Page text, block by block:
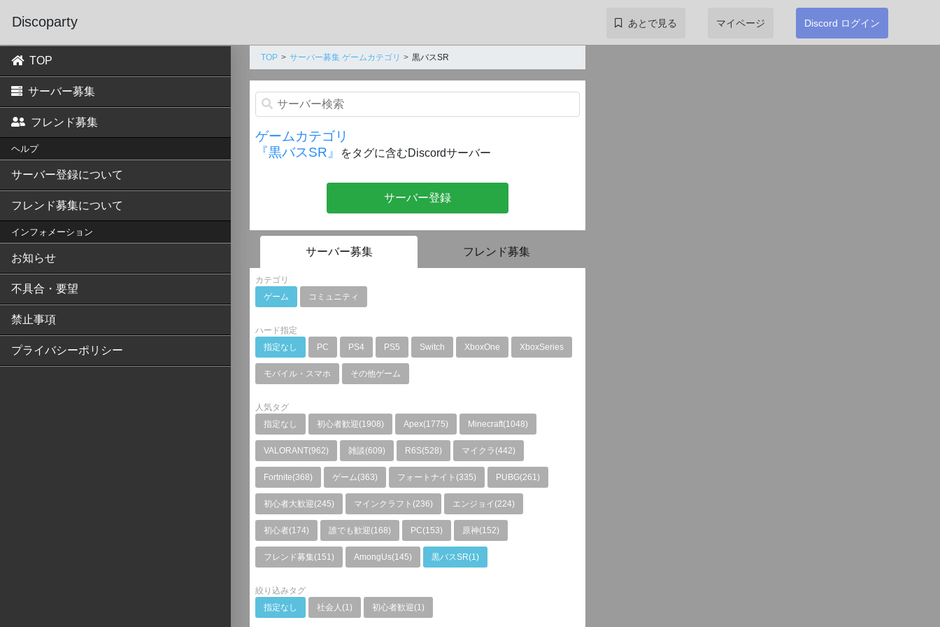
Discoparty あとで見る マイページ Discord ログイン
TOP
サーバー募集
フレンド募集
ヘルプ
サーバー登録について
フレンド募集について
インフォメーション
お知らせ
不具合・要望
禁止事項
プライバシーポリシー
TOP サーバー募集 ゲームカテゴリ 黒バスSR
ゲームカテゴリ
『黒バスSR』
をタグに含むDiscordサーバー
サーバー登録
サーバー募集 フレンド募集
カテゴリ
ゲーム
コミュニティ
ハード指定
指定なし
PC PS4 PS5 Switch XboxOne XboxSeries
モバイル・スマホ その他ゲーム
人気タグ
指定なし
初心者歓迎(1908) Apex(1775) Minecraft(1048)
VALORANT(962) 雑談(609) R6S(528) マイクラ(442)
Fortnite(368) ゲーム(363) フォートナイト(335) PUBG(261)
初心者大歓迎(245) マインクラフト(236) エンジョイ(224)
初心者(174) 誰でも歓迎(168) PC(153) 原神(152)
フレンド募集(151) AmongUs(145) 黒バスSR(1)
絞り込みタグ
指定なし
社会人(1) 初心者歓迎(1)